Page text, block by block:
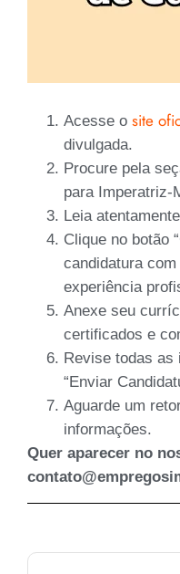
Acesse o site
divulgada.
Procure pela
para Imperatriz-
Leia
Clique no botão
candidatura
experiência
Anexe seu
certificados e
Revise todas as
“Enviar
Aguarde um
informações.
Quer aparecer no